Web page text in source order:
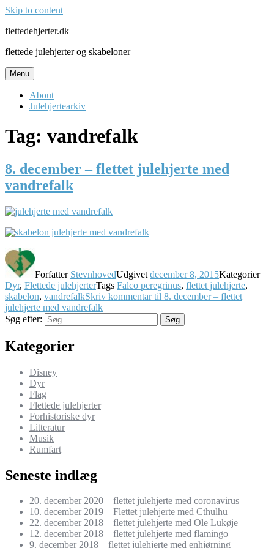
Skip to content
flettedehjerter.dk
flettede julehjerter og skabeloner
Menu
About
Julehjertearkiv
Tag: vandrefalk
8. december – flettet julehjerte med
vandrefalk
Forfatter StevnhovedUdgivet december 8, 2015Kategorier
Dyr, Flettede julehjerterTags Falco peregrinus, flettet julehjerte,
skabelon, vandrefalkSkriv kommentartil 8. december – flettet
julehjerte med vandrefalk
Søg efter:
Søg
Kategorier
Disney
Dyr
Flag
Flettede julehjerter
Forhistoriske dyr
Litteratur
Musik
Rumfart
Seneste indlæg
20. december 2020 – flettet julehjerte med coronavirus
10. december 2019 – Flettet julehjerte med Cthulhu
22. december 2018 – flettet julehjerte med Ole Lukøje
12. december 2018 – flettet julehjerte med flamingo
9. december 2018 – flettet julehjerte med enhjørning